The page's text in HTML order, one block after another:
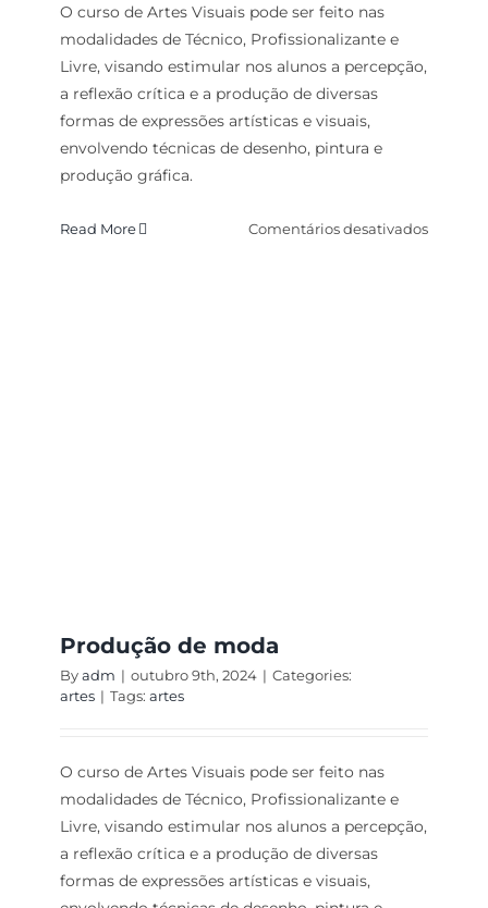
O curso de Artes Visuais pode ser feito nas
modalidades de Técnico, Profissionalizante e
Livre, visando estimular nos alunos a percepção,
a reflexão crítica e a produção de diversas
formas de expressões artísticas e visuais,
envolvendo técnicas de desenho, pintura e
produção gráfica.
Read More Comentários desativadosem
Produção de moda
Byadm | outubro 9th, 2024 | Categories:
artes | Tags: artes
O curso de Artes Visuais pode ser feito nas
modalidades de Técnico, Profissionalizante e
Livre, visando estimular nos alunos a percepção,
a reflexão crítica e a produção de diversas
formas de expressões artísticas e visuais,